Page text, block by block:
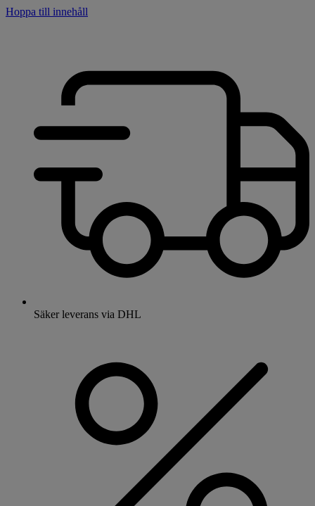
Hoppa till innehåll
Säker leverans via DHL